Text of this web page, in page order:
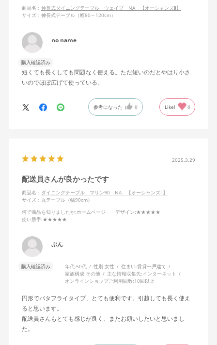
商品名： 伸長式ダイニングテーブル ウェイブ NA 【オーシャンズⅡ】
サイズ：伸長式テーブル（幅80～120cm）
no name
購入確認済み
短くても長くしても問題なく使える。ただ短いのだとやはり小さ
いのでほぼ広げて使っている。
参考になった 0 Like! 6
2025.3.29
配送員さんが良かったです
商品名： ダイニングテーブル マリン90 NA 【オーシャンズⅡ】
サイズ：丸テーブル（幅90cm）
何で商品を知りましたか:ホームページ デザイン:★★★★★
使い勝手:★★★★★
ぶん
購入確認済み 年代:50代 性別:女性 住まい:賃貸一戸建て
家族構成:その他 主な情報収集先:インターネット
オンラインショップご利用回数:10回以上
円形でバタフライタイプ、とても便利です。引越しても長く使え
ると思います。
配送員さんもとても感じが良く、またお願いしたいと思いまし
た。